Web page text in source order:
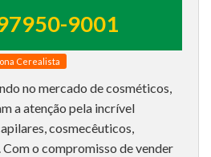
9001
Cerealista
no mercado de cosméticos,
a atenção pela incrível
cosmecêuticos,
Com o compromisso de vender